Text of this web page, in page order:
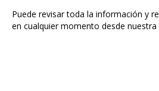
Puede revisar toda la información y
en cualquier momento desde nuestra